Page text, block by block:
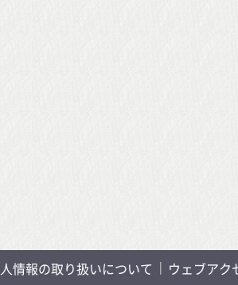
情報の取り扱いについて ウェブアク